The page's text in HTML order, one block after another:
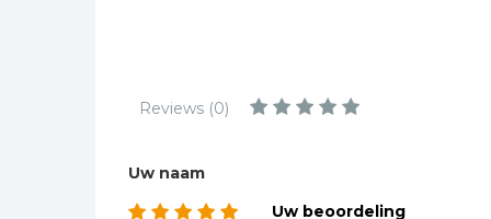
Toeristische kaarten en
gidsen
Reviews (0)
Uw naam
Uw beoordeling